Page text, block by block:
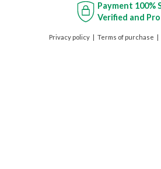
Payment 100%
Verified and
Privacy policy Terms of purchase